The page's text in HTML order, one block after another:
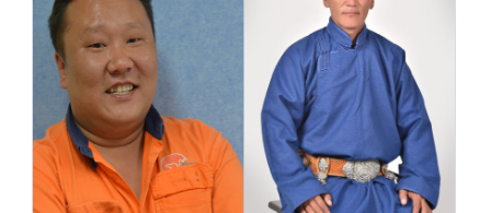
Өсөлт хөгжлийн Хамтын
ажиллагаа хариуцсан
Ерөнхий Зөвлөх
Оюу Толгой компанийн
төлөөлөл
Жавхлант багийн
малчдын төлөөлөл